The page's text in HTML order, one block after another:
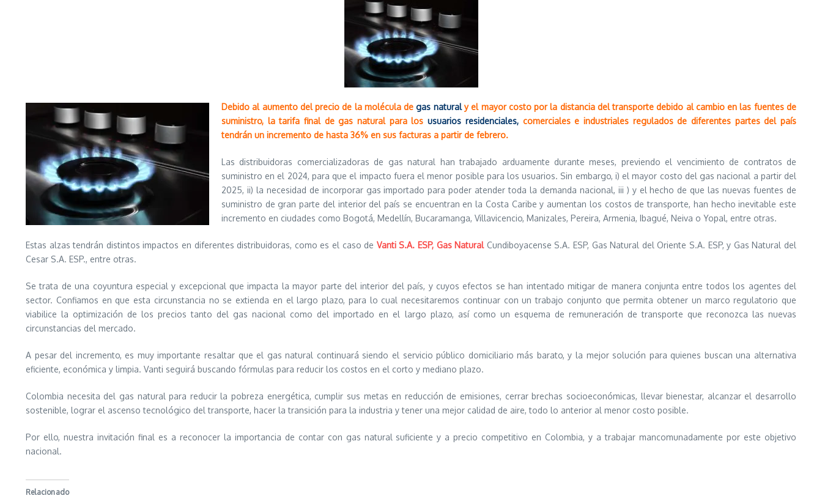
Debido al aumento del precio de la molécula degas naturaly el mayor costo por la distancia del transporte debido al cambio en las fuentes de
suministro, la tarifa final de gas natural para losusuarios residenciales, comerciales e industriales regulados de diferentes partes del país
tendrán un incremento de hasta 36% en sus facturas a partir de febrero.
Las distribuidoras comercializadoras de gas natural han trabajado arduamente durante meses, previendo el vencimiento de contratos de
suministro en el 2024, para que el impacto fuera el menor posible para los usuarios. Sin embargo, i) el mayor costo del gas nacional a partir del
2025, ii) la necesidad de incorporar gas importado para poder atender toda la demanda nacional, iii ) y el hecho de que las nuevas fuentes de
suministro de gran parte del interior del país se encuentran en la Costa Caribe y aumentan los costos de transporte, han hecho inevitable este
incremento en ciudades como Bogotá, Medellín, Bucaramanga, Villavicencio, Manizales, Pereira, Armenia, Ibagué, Neiva o Yopal, entre otras.
Estas alzas tendrán distintos impactos en diferentes distribuidoras, como es el caso de Vanti S.A. ESP, Gas Natural Cundiboyacense S.A. ESP, Gas Natural del Oriente S.A. ESP, y Gas Natural del
Cesar S.A. ESP., entre otras.
Se trata de una coyuntura especial y excepcional que impacta la mayor parte del interior del país, y cuyos efectos se han intentado mitigar de manera conjunta entre todos los agentes del
sector. Confiamos en que esta circunstancia no se extienda en el largo plazo, para lo cual necesitaremos continuar con un trabajo conjunto que permita obtener un marco regulatorio que
viabilice la optimización de los precios tanto del gas nacional como del importado en el largo plazo, así como un esquema de remuneración de transporte que reconozca las nuevas
circunstancias del mercado.
A pesar del incremento, es muy importante resaltar que el gas natural continuará siendo el servicio público domiciliario más barato, y la mejor solución para quienes buscan una alternativa
eficiente, económica y limpia. Vanti seguirá buscando fórmulas para reducir los costos en el corto y mediano plazo.
Colombia necesita del gas natural para reducir la pobreza energética, cumplir sus metas en reducción de emisiones, cerrar brechas socioeconómicas, llevar bienestar, alcanzar el desarrollo
sostenible, lograr el ascenso tecnológico del transporte, hacer la transición para la industria y tener una mejor calidad de aire, todo lo anterior al menor costo posible.
Por ello, nuestra invitación final es a reconocer la importancia de contar con gas natural suficiente y a precio competitivo en Colombia, y a trabajar mancomunadamente por este objetivo
nacional.
Relacionado